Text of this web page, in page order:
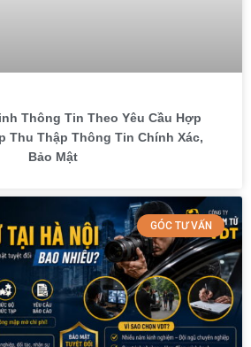
Thông Tin Theo Yêu Cầu Hợp
Thu Thập Thông Tin Chính Xác,
Bảo Mật
GÓC TƯ VẤN